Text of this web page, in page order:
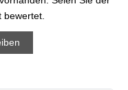
bewertet.